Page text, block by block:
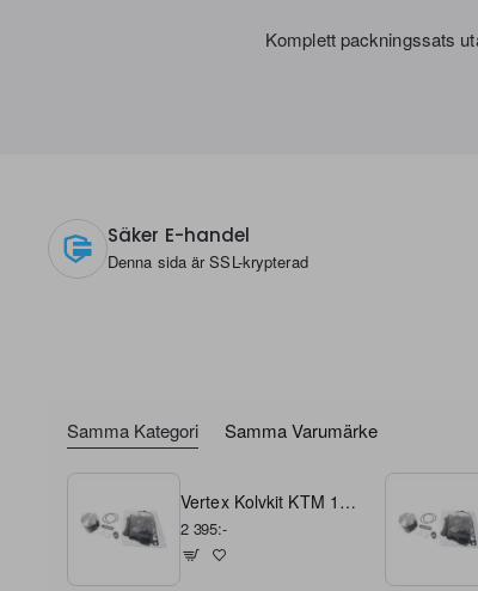
Komplett packningssats
Säker E-handel
Denna sida är SSL-krypterad
Samma Kategori Samma Varumärke
Vertex Kolvkit KTM 125 SX 2023- A - 53,94
2 395:-